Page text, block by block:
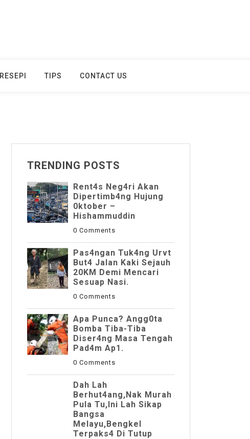
RESEPI TIPS CONTACT US
TRENDING POSTS
Rent4s Neg4ri Akan
Dipertimb4ng Hujung
0ktober –
Hishammuddin
0 Comments
Pas4ngan Tuk4ng Urvt
But4 JaIan Kaki Sejauh
20KM Demi Mencari
Sesuap Nasi.
0 Comments
Apa Punca? Angg0ta
Bomba Tiba-Tiba
Diser4ng Masa Tengah
Pad4m Ap1.
0 Comments
Dah Lah
Berhut4ang,Nak Murah
Pula Tu,Ini Lah Sikap
Bangsa
Melayu,Bengkel
Terpaks4 Di Tutup